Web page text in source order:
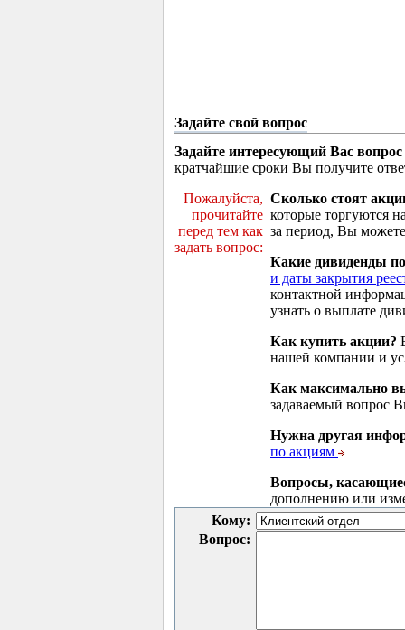
Задайте свой вопрос
Задайте интересующий Вас вопрос
кратчайшие сроки Вы получите
Пожалуйста,
прочитайте
перед тем как
задать вопрос:
Сколько стоят
которые торгуются
за период, Вы
Какие дивиденды
и даты закрытия
контактной
узнать о выплате
Как купить акции?
нашей компании и
Как максимально
задаваемый вопрос
Нужна другая
по акциям
Вопросы,
дополнению или
Кому:
Вопрос: